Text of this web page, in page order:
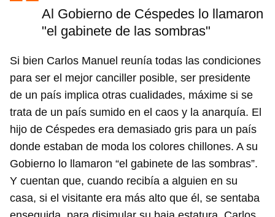
Al Gobierno de Céspedes lo llamaron
"el gabinete de las sombras"
Si bien Carlos Manuel reunía todas las condiciones
para ser el mejor canciller posible, ser presidente
de un país implica otras cualidades, máxime si se
trata de un país sumido en el caos y la anarquía. El
hijo de Céspedes era demasiado gris para un país
donde estaban de moda los colores chillones. A su
Gobierno lo llamaron “el gabinete de las sombras”.
Y cuentan que, cuando recibía a alguien en su
casa, si el visitante era más alto que él, se sentaba